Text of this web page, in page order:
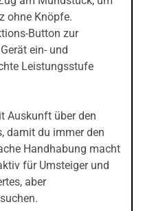
ohne Knöpfe.
Button zur
ein- und
Leistungsstufe
Auskunft über den
damit du immer den
Handhabung macht
für Umsteiger und
aber